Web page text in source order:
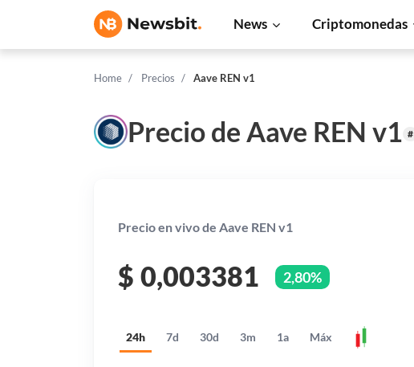
News Criptomonedas
Home Precios Aave REN v1
Precio de Aave REN v1 #
Precio en vivo de Aave REN v1
$ 0,003381 2,80%
24h 7d 30d 3m 1a Máx